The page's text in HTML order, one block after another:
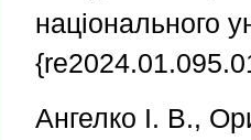
національного
Ангелко І. В.,